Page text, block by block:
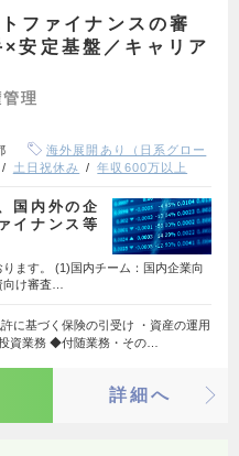
ファイナンスの審
安定基盤／キャリア
理
海外展開あり（日系グロー
土日祝休み 年収600万以上
国内外の企
イナンス等
ます。 (1)国内チーム：国内企業向
け審査…
に基づく保険の引受け ・資産の運用
資業務 ◆付随業務・その…
詳細へ